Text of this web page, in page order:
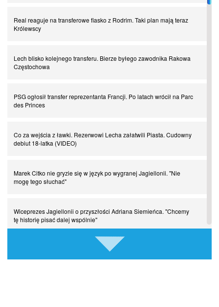
Czar z Czarnego Lądu, czyli Pep Guardiola kontra Afryka
Powrót do Ekstraklasy. Kolejny sen Miedzi Legnica
Misja “USA” Czesława Michniewicza, czyli happy Easter
Pocztówki z ćwierćfinałów. Liga Mistrzów wkracza w decydującą
Real reaguje na transferowe fiasko z Rodrim. Taki plan mają teraz
Królewscy
Lech blisko kolejnego transferu. Bierze byłego zawodnika Rakowa
Częstochowa
PSG ogłosił transfer reprezentanta Francji. Po latach wrócił na Parc
des Princes
Co za wejścia z ławki. Rezerwowi Lecha załatwili Piasta. Cudowny
debiut 18-latka (VIDEO)
Marek Citko nie gryzie się w język po wygranej Jagiellonii. "Nie
mogę tego słuchać"
Wiceprezes Jagiellonii o przyszłości Adriana Siemieńca. "Chcemy
tę historię pisać dalej wspólnie"
FC Barcelona szykuje bombę transferową. Gwiazdor pozostaje
priorytetem Flicka